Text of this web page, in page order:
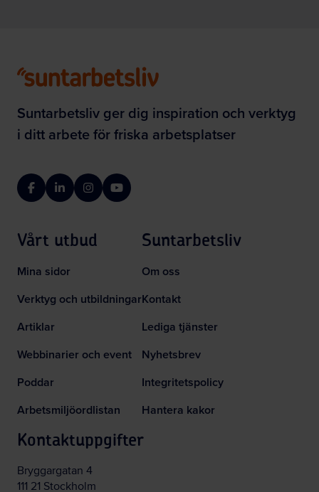
Suntarbetsliv ger dig inspiration och verktyg
i ditt arbete för friska arbetsplatser
FacebookLinkedInInstagramYouTube
Vårt utbud
Mina sidor
Verktyg och utbildningar
Artiklar
Webbinarier och event
Poddar
Arbetsmiljöordlistan
Suntarbetsliv
Om oss
Kontakt
Lediga tjänster
Nyhetsbrev
Integritetspolicy
Hantera kakor
Kontaktuppgifter
Bryggargatan 4
111 21 Stockholm